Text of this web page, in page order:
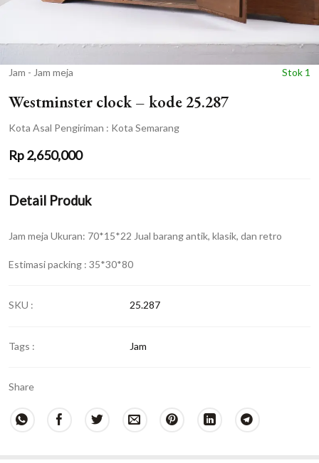
Jam - Jam meja Stok 1
Westminster clock – kode 25.287
Kota Asal Pengiriman : Kota Semarang
Rp2,650,000
Detail Produk
Jam meja Ukuran: 70*15*22 Jual barang antik, klasik, dan retro
Estimasi packing : 35*30*80
SKU : 25.287
Tags : Jam
Share